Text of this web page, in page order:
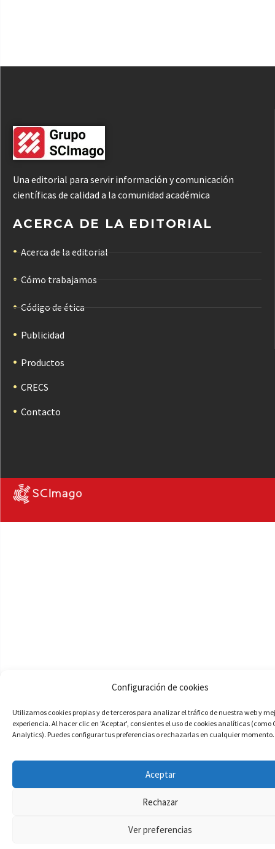
Configuración de cookies
Utilizamos cookies propias y de terceros para analizar el tráfico de nuestra web y
experiencia. Al hacer clic en 'Aceptar', consientes el uso de cookies analíticas (como
Analytics). Puedes configurar tus preferencias o rechazarlas en cualquier momento.
Aceptar
Rechazar
Ver preferencias
Una editorial para servir información y comunicación
científicas de calidad a la comunidad académica
ACERCA DE LA EDITORIAL
Acerca de la editorial
Cómo trabajamos
Código de ética
Publicidad
Productos
CRECS
Contacto